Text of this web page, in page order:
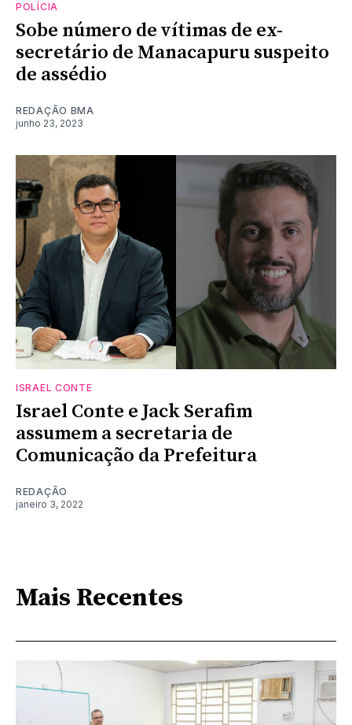
POLÍCIA
Sobe número de vítimas de ex-
secretário de Manacapuru suspeito
de assédio
REDAÇÃO BMA
junho 23, 2023
ISRAEL CONTE
Israel Conte e Jack Serafim
assumem a secretaria de
Comunicação da Prefeitura
REDAÇÃO
janeiro 3, 2022
Mais Recentes